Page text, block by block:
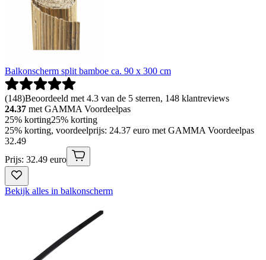
Balkonscherm split bamboe ca. 90 x 300 cm
(148)Beoordeeld met 4.3 van de 5 sterren, 148 klantreviews
24.37 met GAMMA Voordeelpas
25% korting25% korting
25% korting, voordeelprijs: 24.37 euro met GAMMA Voordeelpas
32.49
Prijs: 32.49 euro
Bekijk alles in balkonscherm